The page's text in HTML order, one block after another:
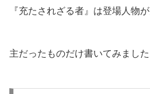
『充たされざる者』は登場人物が
主だったものだけ書いてみました